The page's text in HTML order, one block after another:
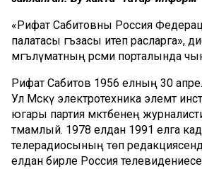
«Рифат Сабитовны Россия
палатасы әгъзасы итеп расларга»,
мәгълүматның рәсми порталында
Рифат Сабитов 1956 елның 30
Ул Мәскәү электротехника элемтә
югары партия мәктәбенең
тәмамлый. 1978 елдан 1991 елга
телерадиосының төп
елдан бирле Россия